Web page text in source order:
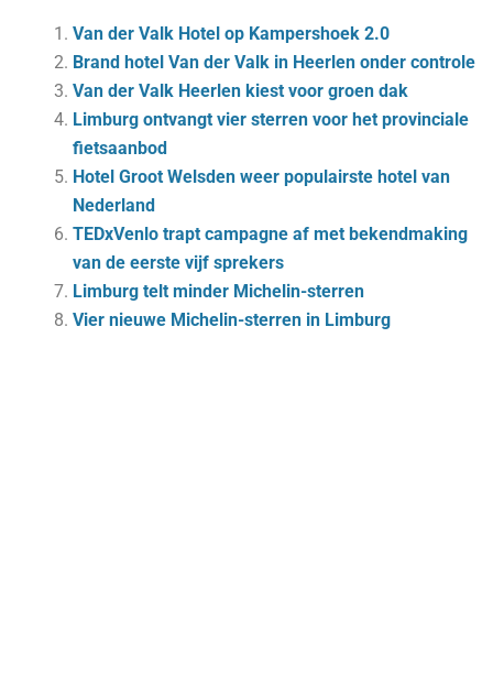
Van der Valk Hotel op Kampershoek 2.0
Brand hotel Van der Valk in Heerlen onder controle
Van der Valk Heerlen kiest voor groen dak
Limburg ontvangt vier sterren voor het provinciale
fietsaanbod
Hotel Groot Welsden weer populairste hotel van
Nederland
TEDxVenlo trapt campagne af met bekendmaking
van de eerste vijf sprekers
Limburg telt minder Michelin-sterren
Vier nieuwe Michelin-sterren in Limburg